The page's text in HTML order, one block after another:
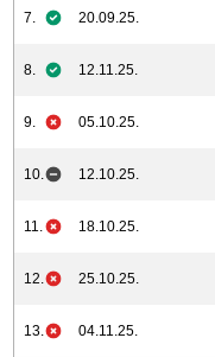
7. 20.09.25.
8. 12.11.25.
9. 05.10.25.
10. 12.10.25.
11. 18.10.25.
12. 25.10.25.
13. 04.11.25.